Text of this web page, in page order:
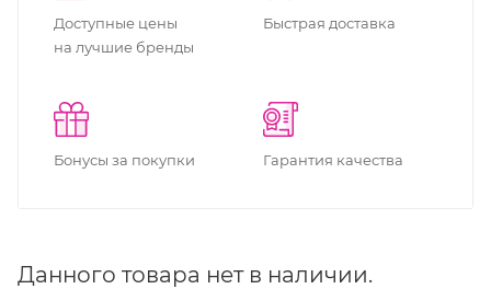
Доступные цены
на лучшие бренды
Быстрая доставка
Бонусы за покупки Гарантия качества
Данного товара нет в наличии.